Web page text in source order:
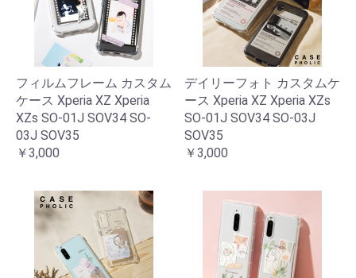
フィルムフレーム カスタム
ケース Xperia XZ Xperia
XZs SO-01J SOV34 SO-
03J SOV35
￥3,000
デイリーフォト カスタムケ
ース Xperia XZ Xperia XZs
SO-01J SOV34 SO-03J
SOV35
￥3,000